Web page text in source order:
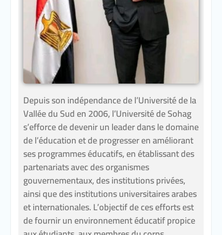
Depuis son indépendance de l’Université de la
Vallée du Sud en 2006, l’Université de Sohag
s’efforce de devenir un leader dans le domaine
de l’éducation et de progresser en améliorant
ses programmes éducatifs, en établissant des
partenariats avec des organismes
gouvernementaux, des institutions privées,
ainsi que des institutions universitaires arabes
et internationales. L’objectif de ces efforts est
de fournir un environnement éducatif propice